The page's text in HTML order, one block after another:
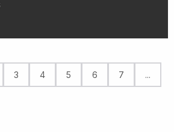
3 4 5 6 7 ...